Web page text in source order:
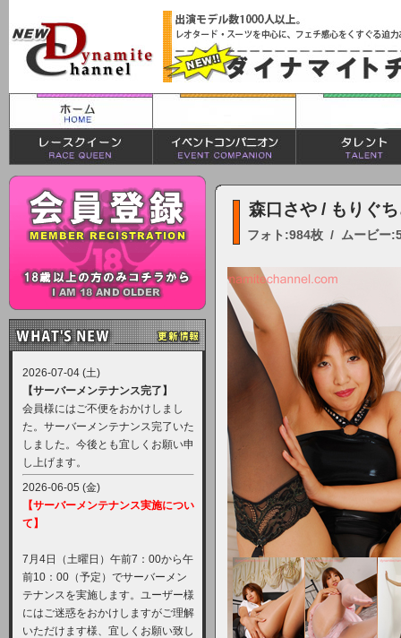
2026-07-04 (土)
【サーバーメンテナンス完了】
会員様にはご不便をおかけしまし
た。サーバーメンテナンス完了いた
しました。今後とも宜しくお願い申
し上げます。
2026-06-05 (金)
【サーバーメンテナンス実施につい
て】
7月4日（土曜日）午前7：00から午
前10：00（予定）でサーバーメン
テナンスを実施します。ユーザー様
にはご迷惑をおかけしますがご理解
いただけます様、宜しくお願い致し
森口さや / もりぐ
フォト:984枚 / ムービー